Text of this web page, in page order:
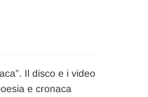
Il disco e i video
e cronaca